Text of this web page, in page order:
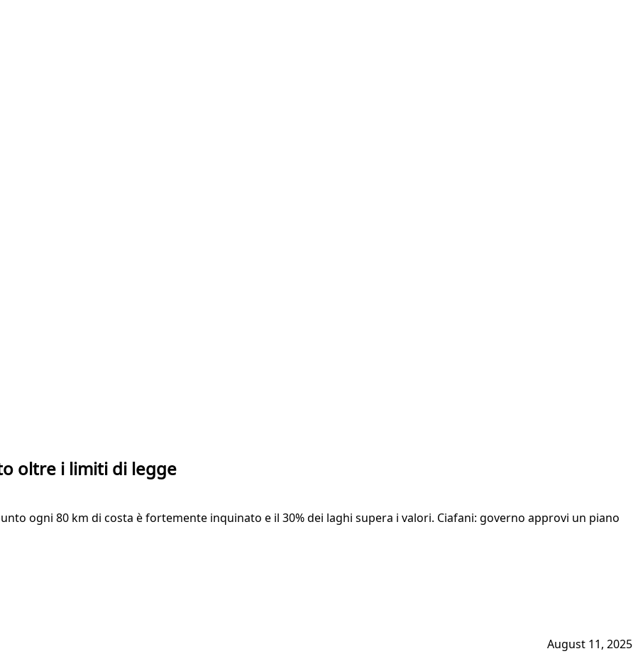
oltre i limiti di legge
ogni 80 km di costa è fortemente inquinato e il 30% dei laghi supera i valori. Ciafani: governo approvi un piano
August 11, 2025